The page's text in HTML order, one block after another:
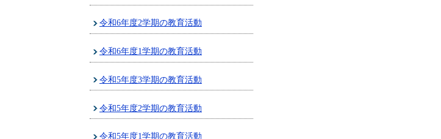
令和6年度2学期の教育活動
令和6年度1学期の教育活動
令和5年度3学期の教育活動
令和5年度2学期の教育活動
令和5年度1学期の教育活動